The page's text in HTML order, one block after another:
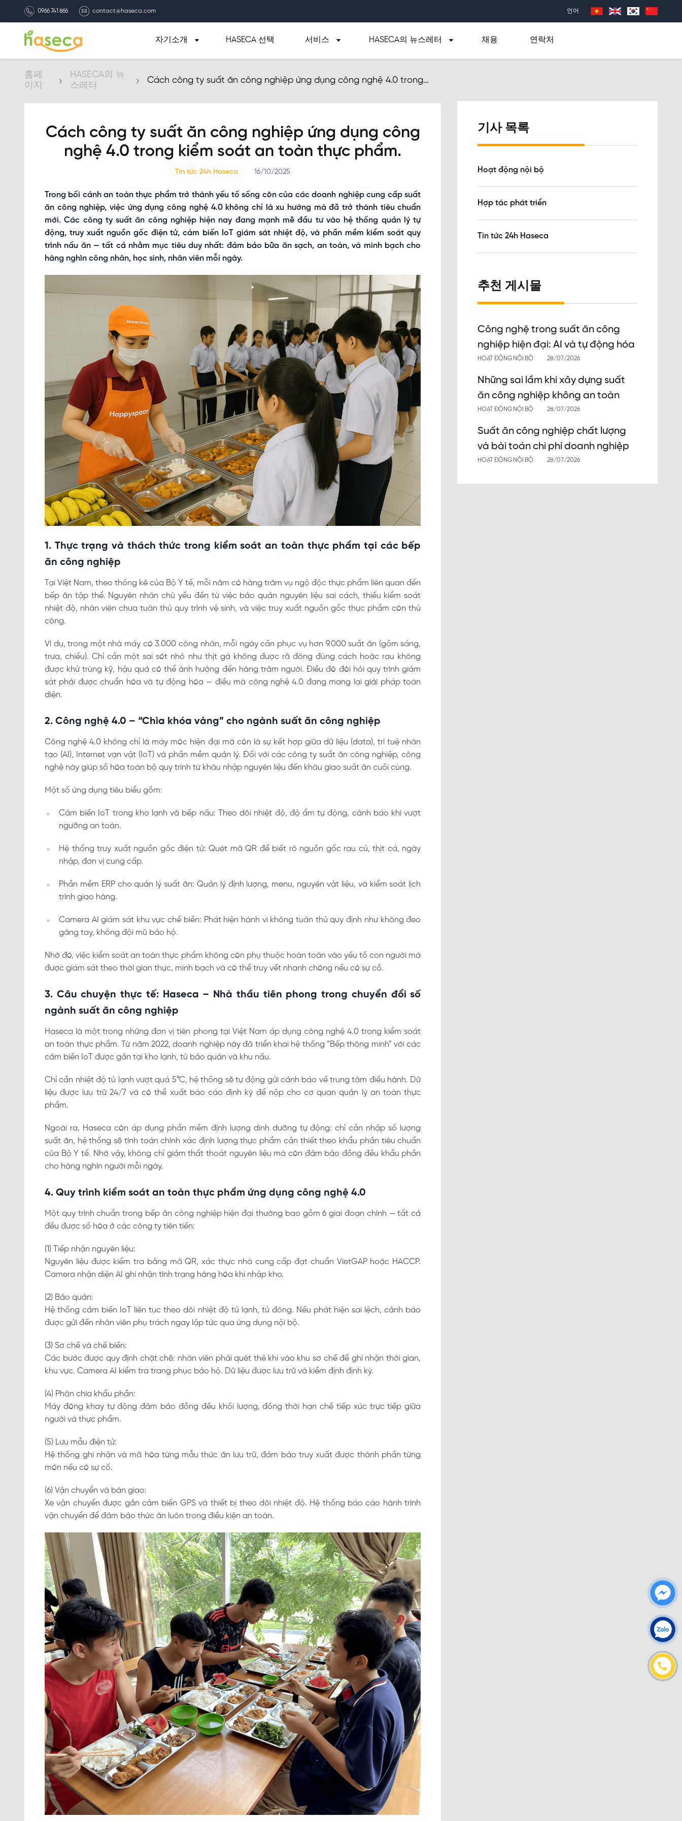
0966 741 866 contact@haseca.com 언어
자기소개 HASECA 선택 서비스 HASECA의 뉴스레터 채용 연락처
홈페
이지
HASECA의 뉴
스레터
Cách công ty suất ăn công nghiệp ứng dụng công nghệ 4.0 trong
Cách công ty suất ăn công nghiệp ứng dụng công
nghệ 4.0 trong kiểm soát an toàn thực phẩm.
Tin tức 24h Haseca 16/10/2025
Trong bối cảnh an toàn thực phẩm trở thành yếu tố sống còn của các doanh nghiệp cung cấp suất
ăn công nghiệp, việc ứng dụng công nghệ 4.0 không chỉ là xu hướng mà đã trở thành tiêu chuẩn
mới. Các công ty suất ăn công nghiệp hiện nay đang mạnh mẽ đầu tư vào hệ thống quản lý tự
động, truy xuất nguồn gốc điện tử, cảm biến IoT giám sát nhiệt độ, và phần mềm kiểm soát quy
trình nấu ăn — tất cả nhằm mục tiêu duy nhất: đảm bảo bữa ăn sạch, an toàn, và minh bạch cho
hàng nghìn công nhân, học sinh, nhân viên mỗi ngày.
1. Thực trạng và thách thức trong kiểm soát an toàn thực phẩm tại các bếp
ăn công nghiệp
Tại Việt Nam, theo thống kê của Bộ Y tế, mỗi năm có hàng trăm vụ ngộ độc thực phẩm liên quan đến
bếp ăn tập thể. Nguyên nhân chủ yếu đến từ việc bảo quản nguyên liệu sai cách, thiếu kiểm soát
nhiệt độ, nhân viên chưa tuân thủ quy trình vệ sinh, và việc truy xuất nguồn gốc thực phẩm còn thủ
công.
Ví dụ, trong một nhà máy có 3.000 công nhân, mỗi ngày cần phục vụ hơn 9.000 suất ăn (gồm sáng,
trưa, chiều). Chỉ cần một sai sót nhỏ như thịt gà không được rã đông đúng cách hoặc rau không
được khử trùng kỹ, hậu quả có thể ảnh hưởng đến hàng trăm người. Điều đó đòi hỏi quy trình giám
sát phải được chuẩn hóa và tự động hóa — điều mà công nghệ 4.0 đang mang lại giải pháp toàn
diện.
2. Công nghệ 4.0 – “Chìa khóa vàng” cho ngành suất ăn công nghiệp
Công nghệ 4.0 không chỉ là máy móc hiện đại mà còn là sự kết hợp giữa dữ liệu (data), trí tuệ nhân
tạo (AI), Internet vạn vật (IoT) và phần mềm quản lý. Đối với các công ty suất ăn công nghiệp, công
nghệ này giúp số hóa toàn bộ quy trình từ khâu nhập nguyên liệu đến khâu giao suất ăn cuối cùng.
Một số ứng dụng tiêu biểu gồm:
Cảm biến IoT trong kho lạnh và bếp nấu: Theo dõi nhiệt độ, độ ẩm tự động, cảnh báo khi vượt
ngưỡng an toàn.
Hệ thống truy xuất nguồn gốc điện tử: Quét mã QR để biết rõ nguồn gốc rau củ, thịt cá, ngày
nhập, đơn vị cung cấp.
Phần mềm ERP cho quản lý suất ăn: Quản lý định lượng, menu, nguyên vật liệu, và kiểm soát lịch
trình giao hàng.
Camera AI giám sát khu vực chế biến: Phát hiện hành vi không tuân thủ quy định như không đeo
găng tay, không đội mũ bảo hộ.
Nhờ đó, việc kiểm soát an toàn thực phẩm không còn phụ thuộc hoàn toàn vào yếu tố con người mà
được giám sát theo thời gian thực, minh bạch và có thể truy vết nhanh chóng nếu có sự cố.
3. Câu chuyện thực tế: Haseca – Nhà thầu tiên phong trong chuyển đổi số
ngành suất ăn công nghiệp
Haseca là một trong những đơn vị tiên phong tại Việt Nam áp dụng công nghệ 4.0 trong kiểm soát
an toàn thực phẩm. Từ năm 2022, doanh nghiệp này đã triển khai hệ thống “Bếp thông minh” với các
cảm biến IoT được gắn tại kho lạnh, tủ bảo quản và khu nấu.
Chỉ cần nhiệt độ tủ lạnh vượt quá 5°C, hệ thống sẽ tự động gửi cảnh báo về trung tâm điều hành. Dữ
liệu được lưu trữ 24/7 và có thể xuất báo cáo định kỳ để nộp cho cơ quan quản lý an toàn thực
phẩm.
Ngoài ra, Haseca còn áp dụng phần mềm định lượng dinh dưỡng tự động: chỉ cần nhập số lượng
suất ăn, hệ thống sẽ tính toán chính xác định lượng thực phẩm cần thiết theo khẩu phần tiêu chuẩn
của Bộ Y tế. Nhờ vậy, không chỉ giảm thất thoát nguyên liệu mà còn đảm bảo đồng đều khẩu phần
cho hàng nghìn người mỗi ngày.
4. Quy trình kiểm soát an toàn thực phẩm ứng dụng công nghệ 4.0
Một quy trình chuẩn trong bếp ăn công nghiệp hiện đại thường bao gồm 6 giai đoạn chính — tất cả
đều được số hóa ở các công ty tiên tiến:
(1) Tiếp nhận nguyên liệu:
Nguyên liệu được kiểm tra bằng mã QR, xác thực nhà cung cấp đạt chuẩn VietGAP hoặc HACCP.
Camera nhận diện AI ghi nhận tình trạng hàng hóa khi nhập kho.
(2) Bảo quản:
Hệ thống cảm biến IoT liên tục theo dõi nhiệt độ tủ lạnh, tủ đông. Nếu phát hiện sai lệch, cảnh báo
được gửi đến nhân viên phụ trách ngay lập tức qua ứng dụng nội bộ.
(3) Sơ chế và chế biến:
Các bước được quy định chặt chẽ: nhân viên phải quét thẻ khi vào khu sơ chế để ghi nhận thời gian,
khu vực. Camera AI kiểm tra trang phục bảo hộ. Dữ liệu được lưu trữ và kiểm định định kỳ.
(4) Phân chia khẩu phần:
Máy đóng khay tự động đảm bảo đồng đều khối lượng, đồng thời hạn chế tiếp xúc trực tiếp giữa
người và thực phẩm.
(5) Lưu mẫu điện tử:
Hệ thống ghi nhận và mã hóa từng mẫu thức ăn lưu trữ, đảm bảo truy xuất được thành phần từng
món nếu có sự cố.
(6) Vận chuyển và bàn giao:
Xe vận chuyển được gắn cảm biến GPS và thiết bị theo dõi nhiệt độ. Hệ thống báo cáo hành trình
vận chuyển để đảm bảo thức ăn luôn trong điều kiện an toàn.
기사 목록
Hoạt động nội bộ
Hợp tác phát triển
Tin tức 24h Haseca
추천 게시물
Công nghệ trong suất ăn công
nghiệp hiện đại: AI và tự động hóa
HOẠT ĐỘNG NỘI BỘ 28/07/2026
Những sai lầm khi xây dựng suất
ăn công nghiệp không an toàn
HOẠT ĐỘNG NỘI BỘ 28/07/2026
Suất ăn công nghiệp chất lượng
và bài toán chi phí doanh nghiệp
HOẠT ĐỘNG NỘI BỘ 28/07/2026